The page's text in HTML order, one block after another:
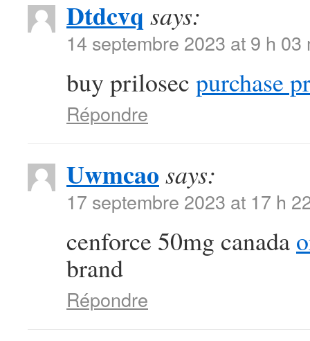
Dtdcvq says:
14 septembre 2023 at 9 h 03
buy prilosec purchase
Répondre
Uwmcao says:
17 septembre 2023 at 17 h
cenforce 50mg canada
brand
Répondre